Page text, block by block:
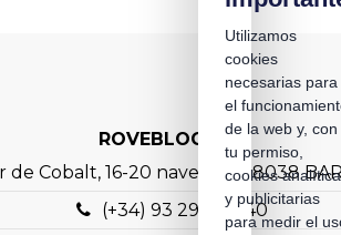
ROVEBLOC S.A.
de Cobalt, 16-20 nave C1 – 08038
(+34) 93 298 88 40
Utilizamos
cookies
necesarias para
el
de la web y, con
tu permiso,
cookies
y publicitarias
para medir el